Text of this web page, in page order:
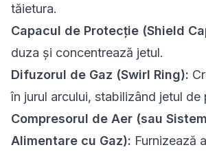
tăietura.
Capacul de Protecție (Shield
duza și concentrează jetul.
Difuzorul de Gaz (Swirl Ring):
în jurul arcului, stabilizând jetul de
Compresorul de Aer (sau
Alimentare cu Gaz): Furnizează